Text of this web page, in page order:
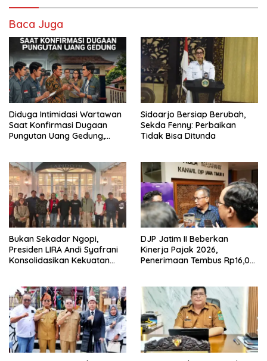
Baca Juga
Diduga Intimidasi Wartawan
Saat Konfirmasi Dugaan
Pungutan Uang Gedung,
Buka suara
Sidoarjo Bersiap Berubah,
Sekda Fenny: Perbaikan
Tidak Bisa Ditunda
Bukan Sekadar Ngopi,
Presiden LIRA Andi Syafrani
Konsolidasikan Kekuatan
DJP Jatim II Beberkan
Kinerja Pajak 2026,
Penerimaan Tembus Rp16,08